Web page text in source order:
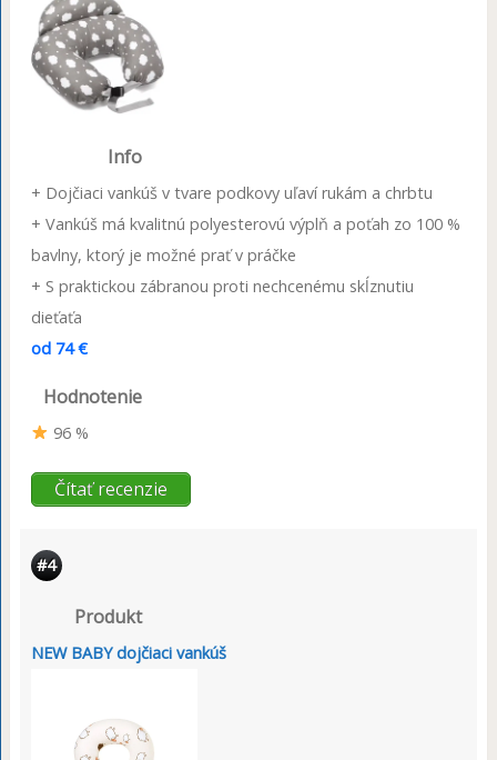
Info
+ Dojčiaci vankúš v tvare podkovy uľaví rukám a chrbtu
+ Vankúš má kvalitnú polyesterovú výplň a poťah zo 100 %
bavlny, ktorý je možné prať v práčke
+ S praktickou zábranou proti nechcenému skĺznutiu
dieťaťa
od 74 €
Hodnotenie
96 %
Čítať recenzie
#4
Produkt
NEW BABY dojčiaci vankúš